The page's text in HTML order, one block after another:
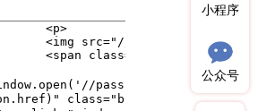
小程序
公众号